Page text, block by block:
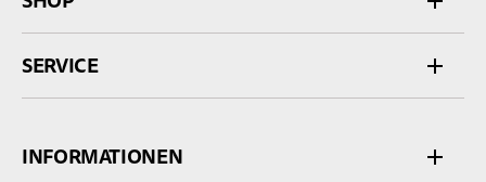
SERVICE
INFORMATIONEN